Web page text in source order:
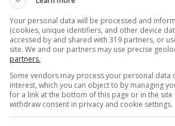
Place Sainte-Catherine,
di Parigi dove assistere ad uno
de la Concorde troverete
quale potrete ammirare una
Champs-Elysées e i grandi
per vedere le luci
Your personal data will be processed and
(cookies, unique identifiers, and other device
accessed by and shared with 319 partners, or
site. We and our partners may use precise
partners.
Some vendors may process your personal data
interest, which you can object to by managing
for a link at the bottom of this page or in the
withdraw consent in privacy and cookie settings.